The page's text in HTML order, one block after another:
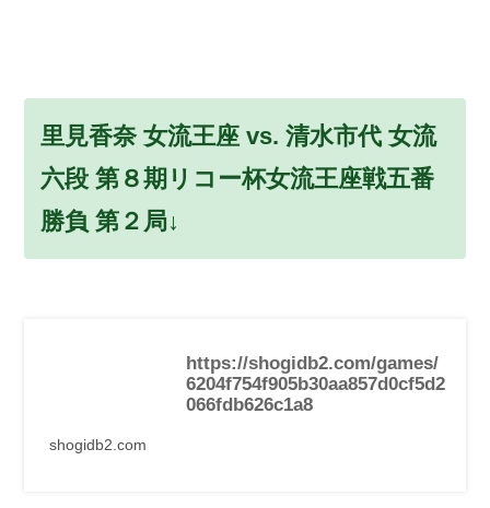
里見香奈 女流王座 vs. 清水市代 女流
六段 第８期リコー杯女流王座戦五番
勝負 第２局↓
https://shogidb2.com/games/
6204f754f905b30aa857d0cf5d2
066fdb626c1a8
shogidb2.com